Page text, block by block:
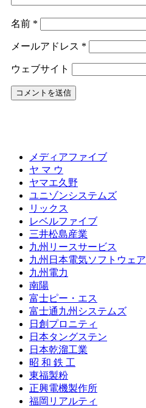
名前 *
メールアドレス *
ウェブサイト
メディアファイブ
ヤ マ ウ
ヤマエ久野
ユニゾンシステムズ
リックス
レベルファイブ
三井松島産業
九州リースサービス
九州日本電気ソフトウェア
九州電力
南陽
富士ピー・エス
富士通九州システムズ
日創プロニティ
日本タングステン
日本乾溜工業
昭 和 鉄 工
東福製粉
正興電機製作所
福岡リアルティ